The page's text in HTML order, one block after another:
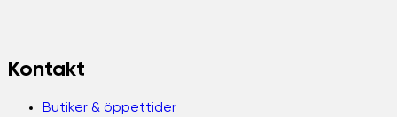
Kontakt
Butiker & öppettider